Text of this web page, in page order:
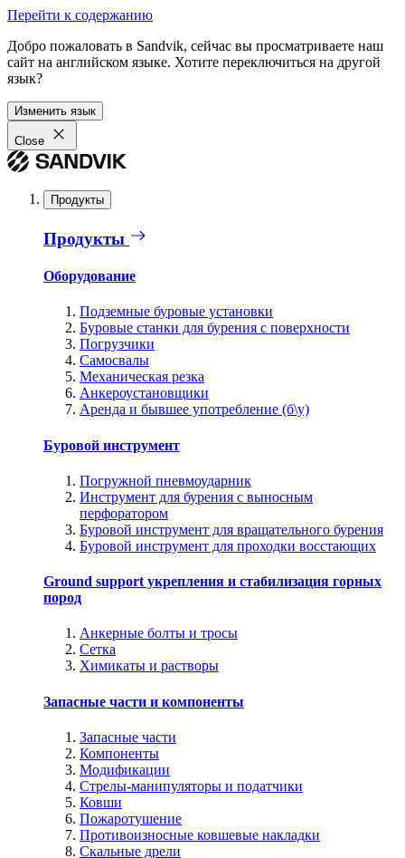
Перейти к содержанию
Добро пожаловать в Sandvik, сейчас вы просматриваете наш
сайт на английском языке. Хотите переключиться на другой
язык?
Изменить язык
Close
Продукты
Продукты
Оборудование
Подземные буровые установки
Буровые станки для бурения с поверхности
Погрузчики
Самосвалы
Механическая резка
Анкероустановщики
Аренда и бывшее употребление (б\у)
Буровой инструмент
Погружной пневмоударник
Инструмент для бурения с выносным
перфоратором
Буровой инструмент для вращательного бурения
Буровой инструмент для проходки восстающих
Ground support укрепления и стабилизация горных
пород
Анкерные болты и тросы
Сетка
Химикаты и растворы
Запасные части и компоненты
Запасные части
Компоненты
Модификации
Стрелы-манипуляторы и податчики
Ковши
Пожаротушение
Противоизносные ковшевые накладки
Скальные дрели